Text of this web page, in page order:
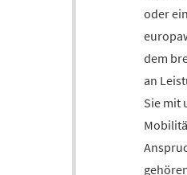
oder
dem
an
Sie mit